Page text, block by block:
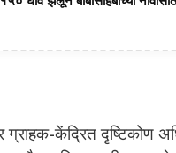
ग्राहक-केंद्रित दृष्टिकोण